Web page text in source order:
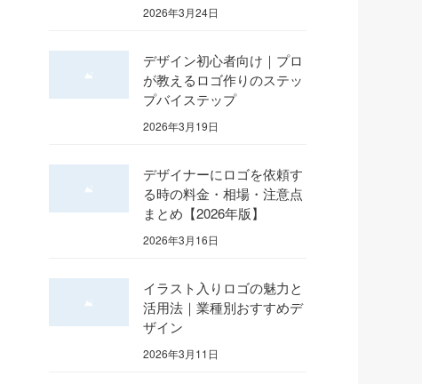
2026年3月24日
デザイン初心者向け｜プロ
が教えるロゴ作りのステッ
プバイステップ
2026年3月19日
デザイナーにロゴを依頼す
る時の料金・相場・注意点
まとめ【2026年版】
2026年3月16日
イラスト入りロゴの魅力と
活用法｜業種別おすすめデ
ザイン
2026年3月11日